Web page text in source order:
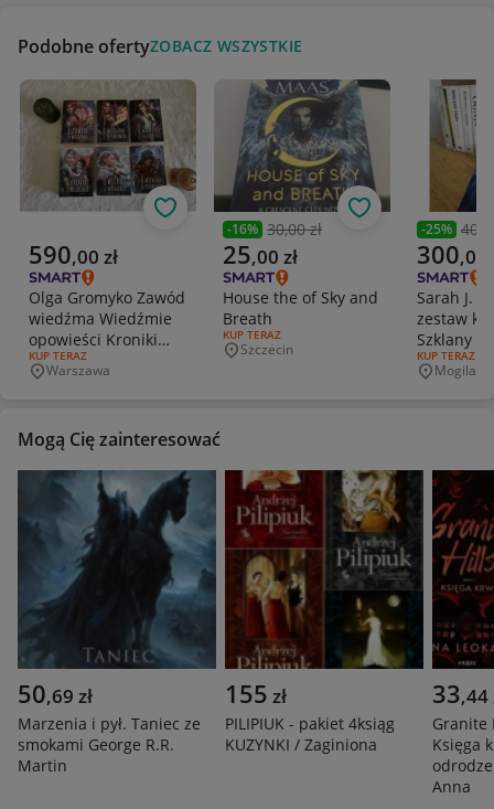
Podobne ofertyZOBACZ WSZYSTKIE
Aktualna cena
590,00 zł
Olga Gromyko Zawód
wiedźma Wiedźmie
opowieści Kroniki
Belorskie
RODZAJ OFERTY:
KUP TERAZ
Miejscowość
Warszawa
Obserwuj
Poprzednia cena
-16% 30,00 zł
Aktualna cena
25,00 zł
House the of Sky and
Breath
RODZAJ OFERTY:
KUP TERAZ
Miejscowość
Szczecin
Obserwuj
-25%
Aktualna
300,00
Sarah J.
zestaw
Szklany
RODZAJ
KUP TERAZ
Mogilany
Mogą Cię zainteresować
50,69 zł
Marzenia i pył. Taniec ze
smokami George R.R.
Martin
155 zł
PILIPIUK - pakiet 4ksiąg
KUZYNKI / Zaginiona
33,44
Granite
Księga
Anna